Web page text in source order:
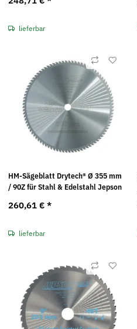
lieferbar
HM-Sägeblatt Drytech® Ø 355 mm
/ 90Z für Stahl & Edelstahl Jepson
260,61 € *
lieferbar